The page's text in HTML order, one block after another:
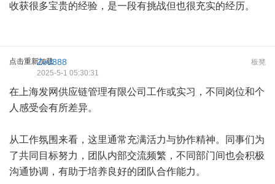
收获很多宝贵的经验，是一段有挑战但也很充实的经历。
点击重新加载 板凳
Zed888
2025-5-1 05:30:31
在上海发网供应链管理有限公司工作或实习，不同岗位和个
人感受会有所差异。
从工作氛围来看，这里通常充满活力与协作精神。同事们为
了共同目标努力，团队内部交流频繁，不同部门间也会积极
沟通协调，有助于培养良好的团队合作能力。